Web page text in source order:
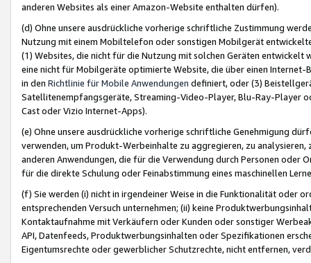
anderen Websites als einer Amazon-Website enthalten dürfen).
(d) Ohne unsere ausdrückliche vorherige schriftliche Zustimmung
Nutzung mit einem Mobiltelefon oder sonstigen Mobilgerät
(1) Websites, die nicht für die Nutzung mit solchen Geräten
eine nicht für Mobilgeräte optimierte Website, die über einen
in den Richtlinie für Mobile Anwendungen definiert, oder (3)
Satellitenempfangsgeräte, Streaming-Video-Player, Blu-Ray-Player
Cast oder Vizio Internet-Apps).
(e) Ohne unsere ausdrückliche vorherige schriftliche Genehmigung
verwenden, um Produkt-Werbeinhalte zu aggregieren, zu
anderen Anwendungen, die für die Verwendung durch Personen
für die direkte Schulung oder Feinabstimmung eines maschinellen
(f) Sie werden (i) nicht in irgendeiner Weise in die Funktionalität oder
entsprechenden Versuch unternehmen; (ii) keine
Kontaktaufnahme mit Verkäufern oder Kunden oder sonstiger
API, Datenfeeds, Produktwerbungsinhalten oder Spezifikationen
Eigentumsrechte oder gewerblicher Schutzrechte, nicht entfernen,